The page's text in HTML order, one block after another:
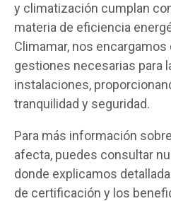
y climatización cumplan
materia de eficiencia
Climamar, nos
gestiones necesarias para
instalaciones,
tranquilidad y seguridad.
Para más información
afecta, puedes consultar
donde explicamos
de certificación y los